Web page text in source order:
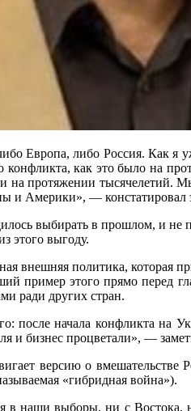
Европа, либо Россия. Как
как это было на
на протяжении тысячелетий.
Америки», — констатировал
выбирать в прошлом, и
этого выгоду.
внешняя политика, которая
пример этого прямо перед
ради других стран.
после начала конфликта на
и бизнес процветали», —
версию о вмешательстве
«гибридная война»).
в наши выборы, ни с